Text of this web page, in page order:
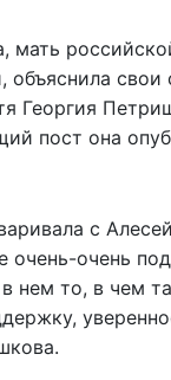
мать
объяснила свои
Георгия
пост она
с
очень-очень
нем то, в чем